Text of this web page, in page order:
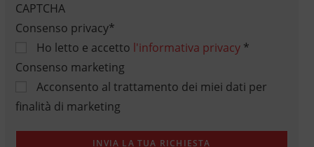
CAPTCHA
Consenso privacy*
Ho letto e accetto l'informativa privacy*
Consenso marketing
Acconsento al trattamento dei miei dati per
finalità di marketing